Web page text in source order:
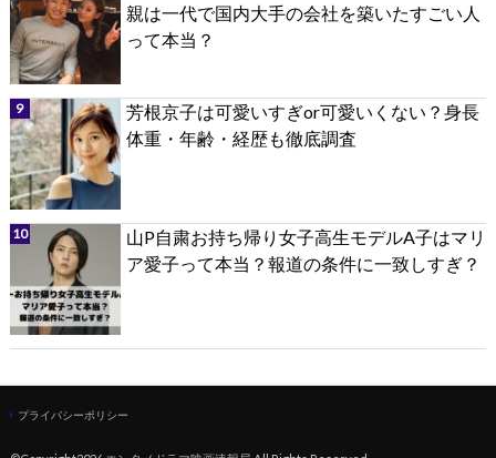
親は一代で国内大手の会社を築いたすごい人
って本当？
芳根京子は可愛いすぎor可愛いくない？身長
体重・年齢・経歴も徹底調査
山P自粛お持ち帰り女子高生モデルA子はマリ
ア愛子って本当？報道の条件に一致しすぎ？
プライバシーポリシー